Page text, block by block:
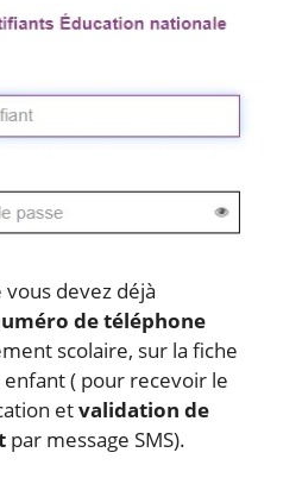
devez déjà
de téléphone
scolaire, sur la fiche
( pour recevoir le
etvalidation de
par message SMS).